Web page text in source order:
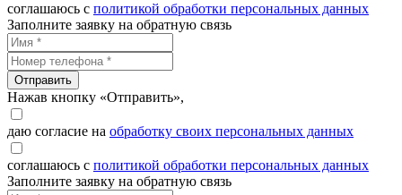
соглашаюсь с политикой обработки персональных данных
Заполните заявку на обратную связь
Отправить
Нажав кнопку «Отправить»,
даю согласие на обработку своих персональных данных
соглашаюсь с политикой обработки персональных данных
Заполните заявку на обратную связь